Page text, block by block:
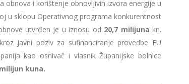
obnova i korištenje obnovljivih izvora energije u
u sklopu Operativnog programa konkurentnost
utvrđen je u iznosu od 20,7 milijuna kn.
Javni poziv za sufinanciranje provedbe EU
kao osnivač i vlasnik Županijske bolnice
kuna.